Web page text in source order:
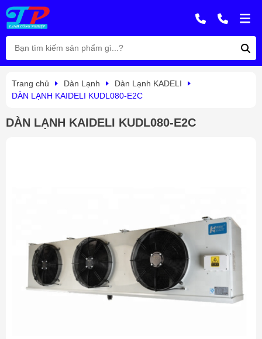
Trang chủ Dàn Lạnh
Dàn Lạnh KADELI
DÀN LẠNH KAIDELI KUDL080-E2C
DÀN LẠNH KAIDELI KUDL080-E2C